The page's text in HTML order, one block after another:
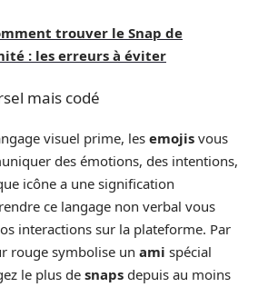
trouver le Snap de
: les erreurs à éviter
mais codé
visuel prime, les emojis vous
des émotions, des intentions,
icône a une signification
ce langage non verbal vous
interactions sur la plateforme. Par
rouge symbolise un ami spécial
le plus de snaps depuis au moins